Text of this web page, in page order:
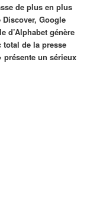
de plus en plus
Google
d’Alphabet génère
total de la presse
présente un sérieux